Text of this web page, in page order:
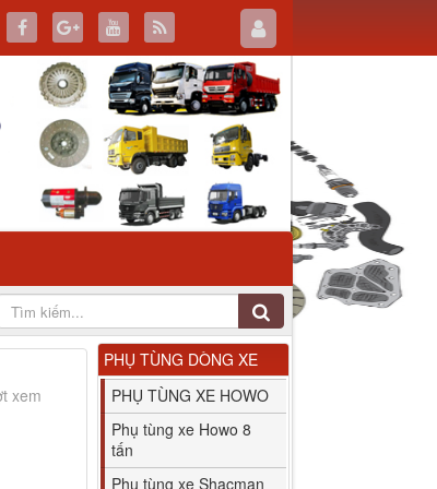
xem
PHỤ TÙNG DÒNG XE
PHỤ TÙNG XE HOWO
Phụ tùng xe Howo 8
tấn
Phụ tùng xe Shacman